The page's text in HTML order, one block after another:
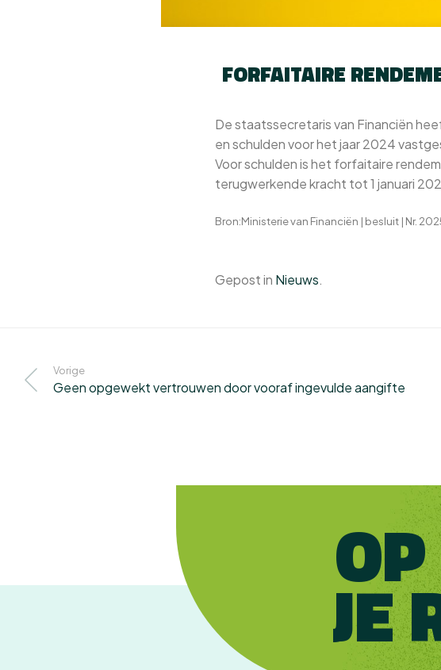
FORFAITAIRE
De staatssecretaris van Financiën
en schulden voor het jaar 2024
Voor schulden is het forfaitaire
terugwerkende kracht tot 1 januari
Bron:Ministerie van Financiën | besluit | Nr.
Gepost in Nieuws.
Vorige
Geen opgewekt vertrouwen door vooraf ingevulde aangifte
JE